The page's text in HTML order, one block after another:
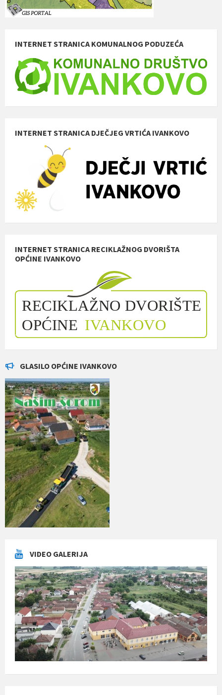
INTERNET STRANICA KOMUNALNOG PODUZEĆA
INTERNET STRANICA DJEČJEG VRTIĆA IVANKOVO
INTERNET STRANICA RECIKLAŽNOG DVORIŠTA
OPĆINE IVANKOVO
GLASILO OPĆINE IVANKOVO
VIDEO GALERIJA